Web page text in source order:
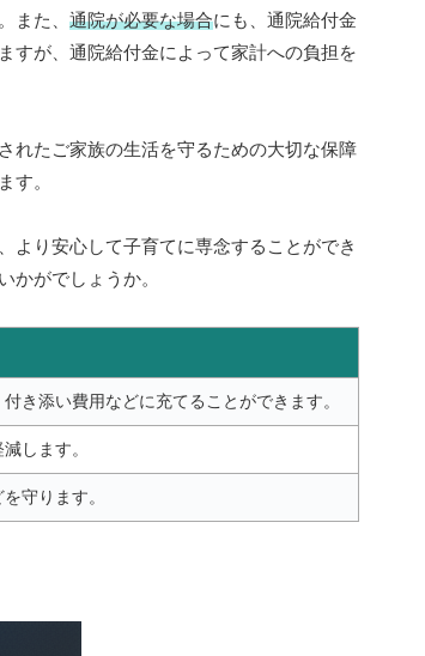
また、 通院が必要な場合にも、通院給付金
すが、通院給付金によって家計への負担を
れたご家族の生活を守るための大切な保障
す。
より安心して子育てに専念することができ
かがでしょうか。
き添い費用などに充てることができます。
します。
守ります。